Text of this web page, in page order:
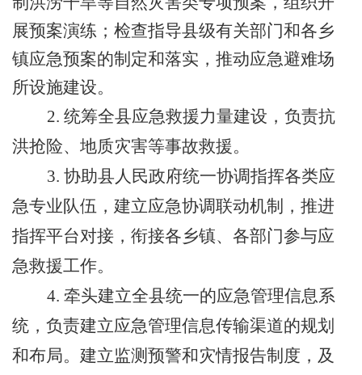
展预案演练；检查指导县级有关部门和各乡
镇应急预案的制定和落实，推动应急避难场
所设施建设。
2. 统筹全县应急救援力量建设，负责抗
洪抢险、地质灾害等事故救援。
3. 协助县人民政府统一协调指挥各类应
急专业队伍，建立应急协调联动机制，推进
指挥平台对接，衔接各乡镇、各部门参与应
急救援工作。
4. 牵头建立全县统一的应急管理信息系
统，负责建立应急管理信息传输渠道的规划
和布局。建立监测预警和灾情报告制度，及